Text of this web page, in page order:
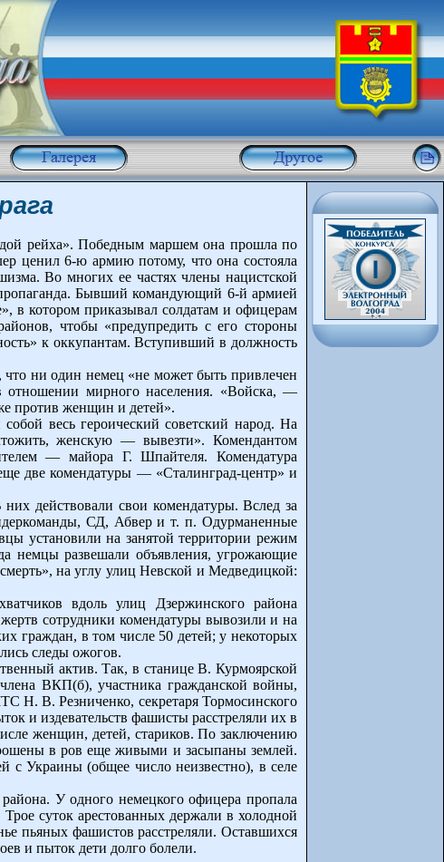
рейха». Победным маршем она прошла по
ценил 6-ю армию потому, что она состояла
Во многих ее частях члены нацистской
пропаганда. Бывший командующий 6-й армией
в котором приказывал солдатам и офицерам
чтобы «предупредить с его стороны
к оккупантам. Вступивший в должность
что ни один немец «не может быть привлечен
отношении мирного населения. «Войска, —
против женщин и детей».
весь героический советский народ. На
женскую — вывезти». Комендантом
— майора Г. Шпайтеля. Комендатура
две комендатуры — «Сталинград-центр» и
действовали свои комендатуры. Вслед за
СД, Абвер и т. п. Одурманенные
установили на занятой территории режим
немцы развешали объявления, угрожающие
на углу улиц Невской и Медведицкой:
вдоль улиц Дзержинского района
сотрудники комендатуры вывозили и на
граждан, в том числе 50 детей; у некоторых
следы ожогов.
актив. Так, в станице В. Курмоярской
члена ВКП(б), участника гражданской войны,
Н. В. Резниченко, секретаря Тормосинского
и издевательств фашисты расстреляли их в
женщин, детей, стариков. По заключению
в ров еще живыми и засыпаны землей.
с Украины (общее число неизвестно), в селе
У одного немецкого офицера пропала
суток арестованных держали в холодной
пьяных фашистов расстреляли. Оставшихся
и пыток дети долго болели.